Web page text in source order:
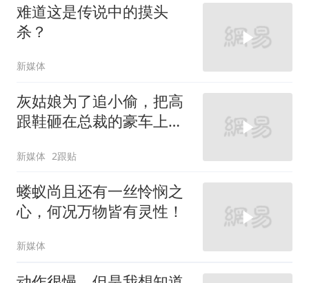
难道这是传说中的摸头
杀？
新媒体
灰姑娘为了追小偷，把高
跟鞋砸在总裁的豪车上，
新媒体 2跟贴
蝼蚁尚且还有一丝怜悯之
心，何况万物皆有灵性！
新媒体